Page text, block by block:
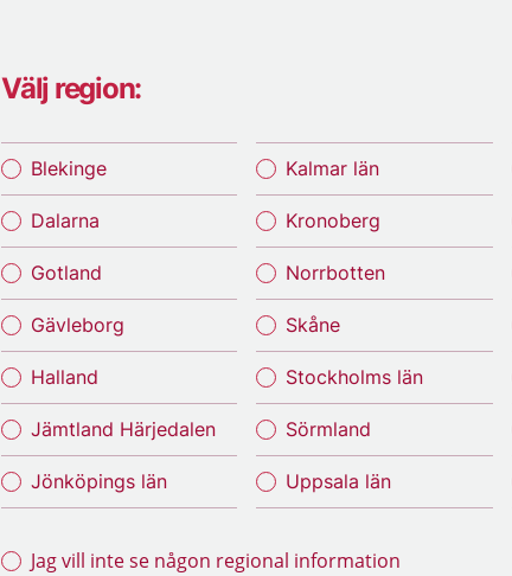
Välj region:
Blekinge
Dalarna
Gotland
Gävleborg
Halland
Jämtland Härjedalen
Jönköpings län
Kalmar län
Kronoberg
Norrbotten
Skåne
Stockholms län
Sörmland
Uppsala län
Jag vill inte se någon regional information